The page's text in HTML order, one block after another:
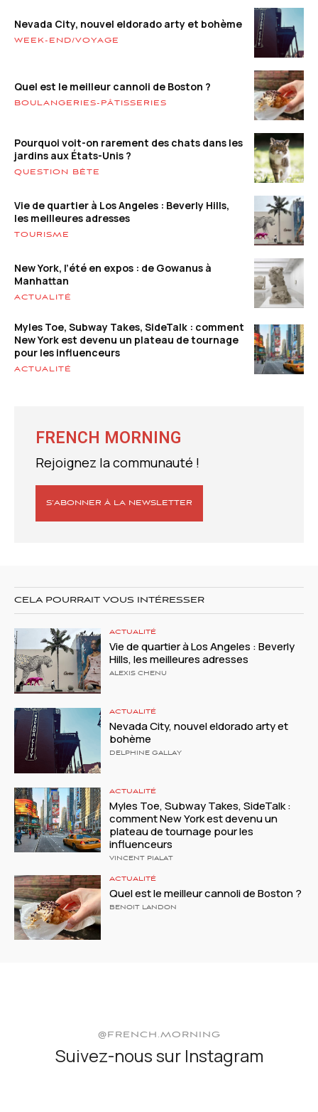
Nevada City, nouvel eldorado arty et bohème
WEEK-END/VOYAGE
Quel est le meilleur cannoli de Boston ?
BOULANGERIES-PÂTISSERIES
Pourquoi voit-on rarement des chats dans les
jardins aux États-Unis ?
QUESTION BÊTE
Vie de quartier à Los Angeles : Beverly Hills,
les meilleures adresses
TOURISME
New York, l’été en expos : de Gowanus à
Manhattan
ACTUALITÉ
Myles Toe, Subway Takes, SideTalk : comment
New York est devenu un plateau de tournage
pour les influenceurs
ACTUALITÉ
FRENCH MORNING
Rejoignez la communauté !
S’ABONNER À LA NEWSLETTER
CELA POURRAIT VOUS INTÉRESSER
ACTUALITÉ
Vie de quartier à Los Angeles : Beverly
Hills, les meilleures adresses
ALEXIS CHENU
ACTUALITÉ
Nevada City, nouvel eldorado arty et
bohème
DELPHINE GALLAY
ACTUALITÉ
Myles Toe, Subway Takes, SideTalk :
comment New York est devenu un
plateau de tournage pour les
influenceurs
VINCENT PIALAT
ACTUALITÉ
Quel est le meilleur cannoli de Boston ?
BENOIT LANDON
@FRENCH.MORNING
Suivez-nous sur Instagram